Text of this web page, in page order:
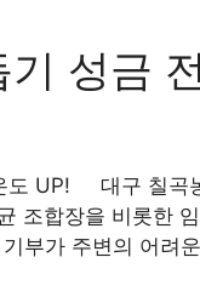
성금
도 UP! 대구 칠곡
조합장을 비롯한
부가 주변의 어려